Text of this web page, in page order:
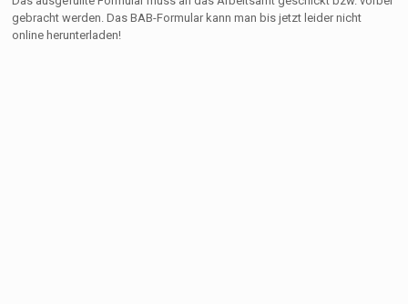
gebracht werden. Das BAB-Formular kann man bis jetzt leider nicht
online herunterladen!